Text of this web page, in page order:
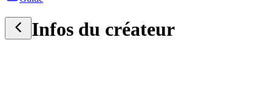
Infos du créateur